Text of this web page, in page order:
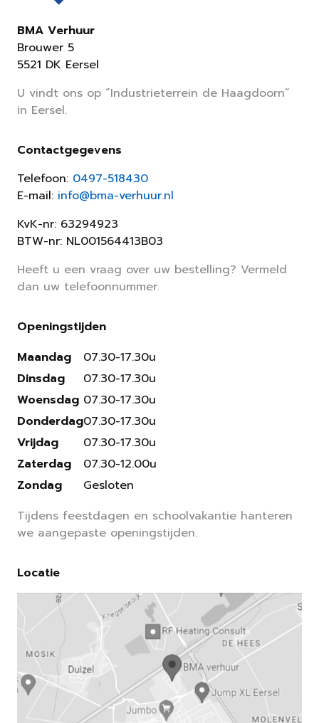
BMA Verhuur
Brouwer 5
5521 DK Eersel
U vindt ons op “Industrieterrein de Haagdoorn”
in Eersel.
Contactgegevens
Telefoon: 0497-518430
E-mail: info@bma-verhuur.nl
KvK-nr: 63294923
BTW-nr: NL001564413B03
Heeft u een vraag over uw bestelling? Vermeld
dan uw telefoonnummer.
Openingstijden
Maandag
Dinsdag
Woensdag
Donderdag
Vrijdag
Zaterdag
Zondag
07.30-17.30u
07.30-17.30u
07.30-17.30u
07.30-17.30u
07.30-17.30u
07.30-12.00u
Gesloten
Tijdens feestdagen en schoolvakantie hanteren
we aangepaste openingstijden.
Locatie